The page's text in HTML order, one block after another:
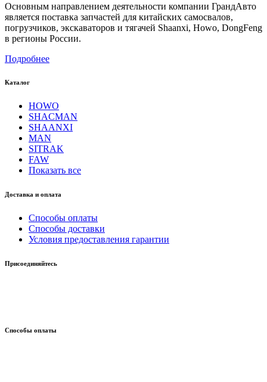
Основным направлением деятельности компании ГрандАвто
является поставка запчастей для китайских самосвалов,
погрузчиков, экскаваторов и тягачей Shaanxi, Howo, DongFeng
в регионы России.
Подробнее
Каталог
HOWO
SHACMAN
SHAANXI
MAN
SITRAK
FAW
Показать все
Доставка и оплата
Способы оплаты
Способы доставки
Условия предоставления гарантии
Присоединяйтесь
Способы оплаты